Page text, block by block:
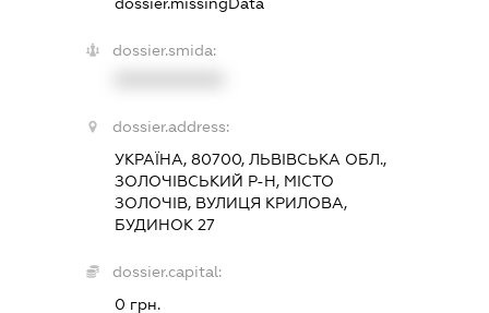
dossier.missingData
dossier.smida:
dossier.address:
УКРАЇНА, 80700, ЛЬВІВСЬКА ОБЛ.,
ЗОЛОЧІВСЬКИЙ Р-Н, МІСТО
ЗОЛОЧІВ, ВУЛИЦЯ КРИЛОВА,
БУДИНОК 27
dossier.capital:
0 грн.